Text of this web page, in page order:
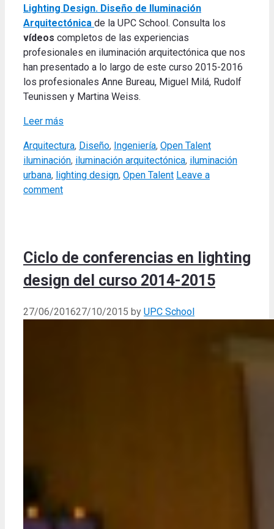
Lighting Design. Diseño de Iluminación
Arquitectónica de la UPC School. Consulta los
vídeos completos de las experiencias
profesionales en iluminación arquitectónica que nos
han presentado a lo largo de este curso 2015-2016
los profesionales Anne Bureau, Miguel Milá, Rudolf
Teunissen y Martina Weiss.
Leer más
Categories
Arquitectura, Diseño, Ingeniería, Open TalentTags
iluminación, iluminación arquitectónica, iluminación
urbana, lighting design, Open Talent Leave a
comment
Ciclo de conferencias en lighting
design del curso 2014-2015
27/06/201627/10/2015 by UPC School